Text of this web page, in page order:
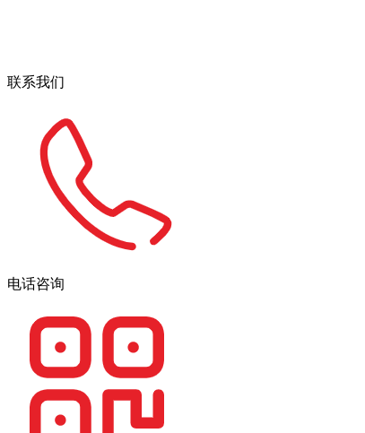
联系我们
电话咨询